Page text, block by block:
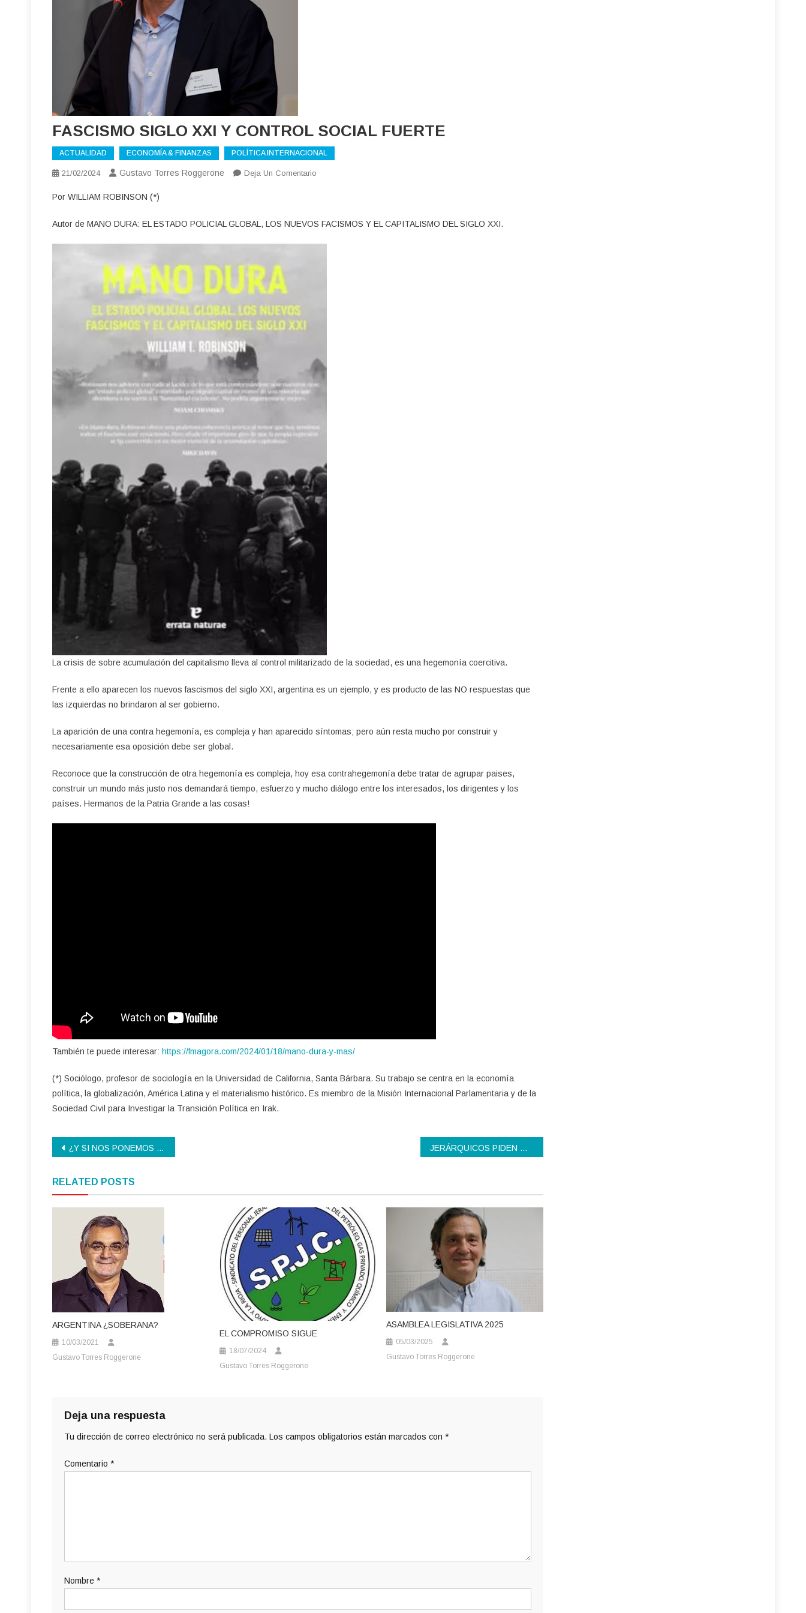
FASCISMO SIGLO XXI Y CONTROL SOCIAL FUERTE
ACTUALIDAD ECONOMÍA & FINANZAS POLÍTICA INTERNACIONAL
21/02/2024 Gustavo Torres Roggerone Deja Un Comentario
Y
CONTROL
Por WILLIAM ROBINSON (*)
Autor de MANO DURA: EL ESTADO POLICIAL GLOBAL, LOS NUEVOS FACISMOS Y EL CAPITALISMO DEL SIGLO XXI.
La crisis de sobre acumulación del capitalismo lleva al control militarizado de la sociedad, es una hegemonía coercitiva.
Frente a ello aparecen los nuevos fascismos del siglo XXI, argentina es un ejemplo, y es producto de las NO respuestas que
las izquierdas no brindaron al ser gobierno.
La aparición de una contra hegemonía, es compleja y han aparecido síntomas; pero aún resta mucho por construir y
necesariamente esa oposición debe ser global.
Reconoce que la construcción de otra hegemonía es compleja, hoy esa contrahegemonía debe tratar de agrupar paises,
construir un mundo más justo nos demandará tiempo, esfuerzo y mucho diálogo entre los interesados, los dirigentes y los
países. Hermanos de la Patria Grande a las cosas!
También te puede interesar: https://fmagora.com/2024/01/18/mano-dura-y-mas/
(*) Sociólogo, profesor de sociología en la Universidad de California, Santa Bárbara. Su trabajo se centra en la economía
política, la globalización, América Latina y el materialismo histórico. Es miembro de la Misión Internacional Parlamentaria y de la
Sociedad Civil para Investigar la Transición Política en Irak.
Navegación
entradas
¿Y SI NOS PONEMOS DE ACUERDO? JERÁRQUICOS PIDEN URGENTE REUNIÓN CON YPF
RELATED POSTS
ARGENTINA ¿SOBERANA?
10/03/2021
Gustavo Torres Roggerone
EL COMPROMISO SIGUE
18/07/2024
Gustavo Torres Roggerone
ASAMBLEA LEGISLATIVA 2025
05/03/2025
Gustavo Torres Roggerone
Deja una respuesta
Tu dirección de correo electrónico no será publicada. Los campos obligatorios están marcados con *
Comentario *
Nombre *